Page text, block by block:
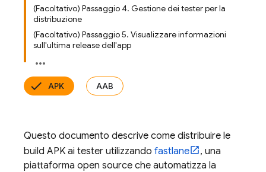
(Facoltativo) Passaggio 4. Gestione dei tester per la
distribuzione
(Facoltativo) Passaggio 5. Visualizzare informazioni
sull'ultima release dell'app
APK AAB
Questo documento descrive come distribuire le
build APK ai tester utilizzando fastlane
, una
piattaforma open source che automatizza la